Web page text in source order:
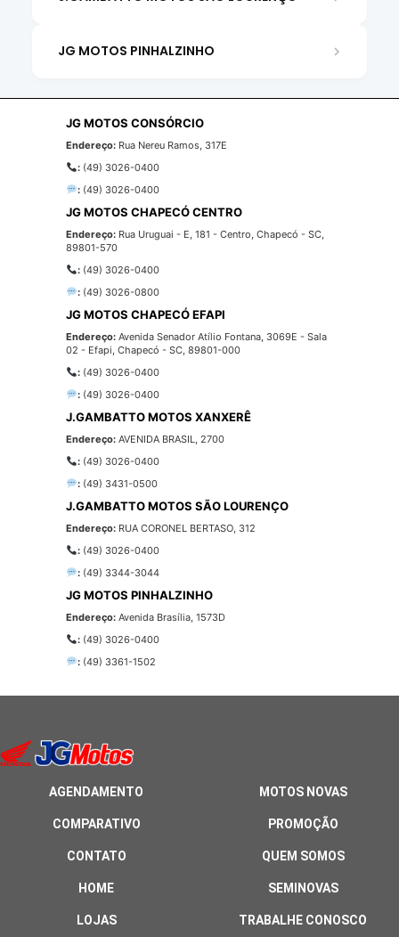
JG MOTOS PINHALZINHO
JG MOTOS CONSÓRCIO
Endereço: Rua Nereu Ramos, 317E
:(49) 3026-0400
:(49) 3026-0400
JG MOTOS CHAPECÓ CENTRO
Endereço: Rua Uruguai - E, 181 - Centro, Chapecó - SC,
89801-570
:(49) 3026-0400
:(49) 3026-0800
JG MOTOS CHAPECÓ EFAPI
Endereço: Avenida Senador Atílio Fontana, 3069E - Sala
02 - Efapi, Chapecó - SC, 89801-000
:(49) 3026-0400
:(49) 3026-0400
J.GAMBATTO MOTOS XANXERÊ
Endereço: AVENIDA BRASIL, 2700
:(49) 3026-0400
:(49) 3431-0500
J.GAMBATTO MOTOS SÃO LOURENÇO
Endereço: RUA CORONEL BERTASO, 312
:(49) 3026-0400
:(49) 3344-3044
JG MOTOS PINHALZINHO
Endereço: Avenida Brasília, 1573D
:(49) 3026-0400
:(49) 3361-1502
AGENDAMENTO
COMPARATIVO
CONTATO
HOME
LOJAS
MOTOS NOVAS
PROMOÇÃO
QUEM SOMOS
SEMINOVAS
TRABALHE CONOSCO